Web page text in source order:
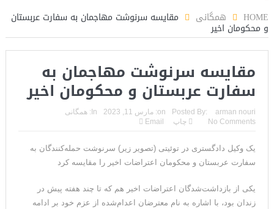
ذوالقدرها پخته!
ایران؛ فرمانده ارتش آمریکا به مقامات کاخ سفید: حملات هوایی
کافی نیست
روزنامه: محاصره دریایی صادرات نفت ایران را فلج کرد/آمریکا: خفه
خواهند شد
تحلیلگر سعودی: این توافق‌نامه پیامی بازدارنده در برابر حکومت
ایران است
مقام آمریکایی: تصورِ بازنده بودن برای ترامپ غیرقابل‌تحمل
است+فیلم: تحلیل
HOME همگانی مقایسه سرنوشت مهاجمان به سفارت عربستان
و محکومان اخیر
مقایسه سرنوشت مهاجمان به
سفارت عربستان و محکومان اخیر
Posted By: arman nouri
on: مارس 11, 2023 In:
همگانی
No Comments
چاپ Email
یک وکیل دادگستری در توئیتی (تصویر زیر) سرنوشت حمله‌کنندگان به
سفارت عربستان و محکومان اعتراضات اخیر را مقایسه کرد
یکی از بازداشت‌شدگان اعتراضات اخیر هم که تا چند هفته پیش در
زندان بود، با اشاره به نام معترضان اعدام‌شده از عزم خود بر ادامه